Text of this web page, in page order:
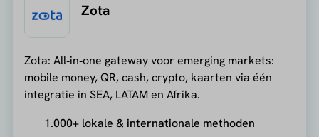
Zota
Zota: All‑in‑one gateway voor emerging markets:
mobile money, QR, cash, crypto, kaarten via één
integratie in SEA, LATAM en Afrika.
1.000+ lokale & internationale methoden